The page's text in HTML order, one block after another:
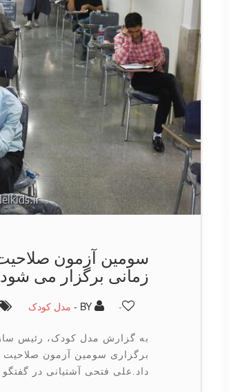
سومین آزمون
زمانی برگزار می
BY - مدل کودک -
به گزارش مدل کودک، رئیس
داد.علی فتحی آشتیانی در گفتگو